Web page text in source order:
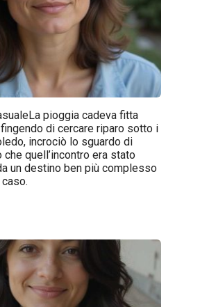
pioggia cadeva fitta
di cercare riparo sotto i
incrociò lo sguardo di
che quell’incontro era stato
un destino ben più complesso